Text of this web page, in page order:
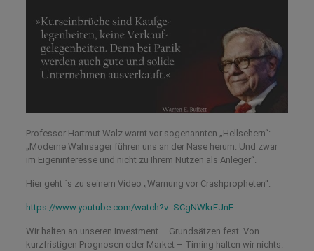
Professor Hartmut Walz warnt vor sogenannten „Hellsehern“:
„Moderne Wahrsager führen uns an der Nase herum. Und zwar
im Eigeninteresse und nicht zu Ihrem Nutzen als Anleger“.
Hier geht `s zu seinem Video „Warnung vor Crashpropheten“:
https://www.youtube.com/watch?v=SCgNWkrEJnE
Wir halten an unseren Investment – Grundsätzen fest. Von
kurzfristigen Prognosen oder Market – Timing halten wir nichts.